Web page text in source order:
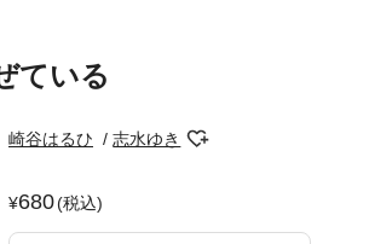
ている
崎谷はるひ 志水ゆき
680(税込)